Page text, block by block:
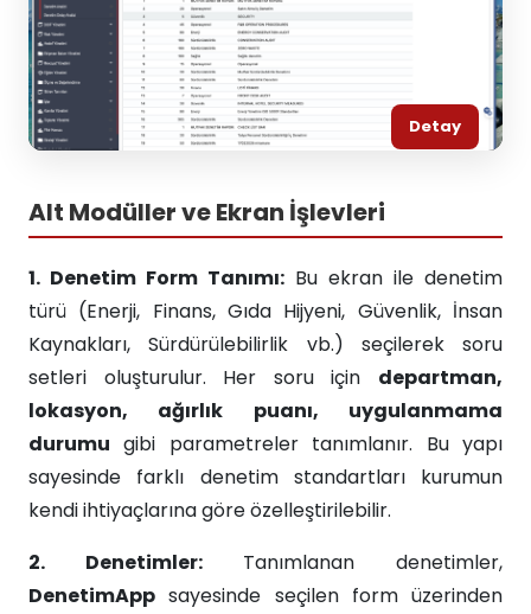
Detay
Alt Modüller ve Ekran İşlevleri
1. Denetim Form Tanımı: Bu ekran ile denetim
türü (Enerji, Finans, Gıda Hijyeni, Güvenlik, İnsan
Kaynakları, Sürdürülebilirlik vb.) seçilerek soru
setleri oluşturulur. Her soru için departman,
lokasyon, ağırlık puanı, uygulanmama
durumu gibi parametreler tanımlanır. Bu yapı
sayesinde farklı denetim standartları kurumun
kendi ihtiyaçlarına göre özelleştirilebilir.
2. Denetimler:Tanımlanan denetimler,
DenetimApp sayesinde seçilen form üzerinden